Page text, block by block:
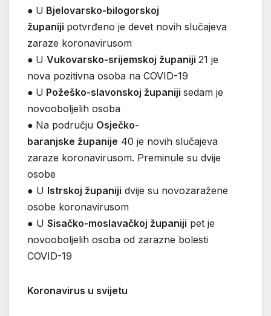
● U Bjelovarsko-bilogorskoj
županiji potvrđeno je devet novih slučajeva
zaraze koronavirusom
● U Vukovarsko-srijemskoj županiji 21 je
nova pozitivna osoba na COVID-19
● U Požeško-slavonskoj županiji sedam je
novooboljelih osoba
● Na području Osječko-
baranjske županije 40 je novih slučajeva
zaraze koronavirusom. Preminule su dvije
osobe
● U Istrskoj županiji dvije su novozaražene
osobe koronavirusom
● U Sisačko-moslavačkoj županiji pet je
novooboljelih osoba od zarazne bolesti
COVID-19
Koronavirus u svijetu